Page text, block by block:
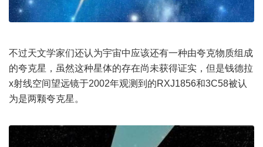
不过天文学家们还认为宇宙中应该还有一种由夸克物质组成
的夸克星，虽然这种星体的存在尚未获得证实，但是钱德拉
x射线空间望远镜于2002年观测到的RXJ1856和3C58被认
为是两颗夸克星。